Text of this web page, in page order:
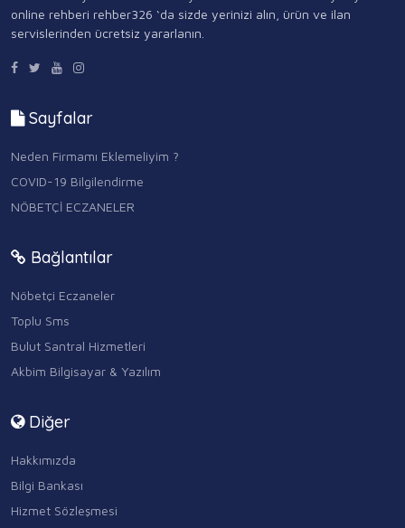
online rehberi rehber326 ‘da sizde yerinizi alın, ürün ve ilan
servislerinden ücretsiz yararlanın.
Sayfalar
Neden Firmamı Eklemeliyim ?
COVID-19 Bilgilendirme
NÖBETÇİ ECZANELER
Bağlantılar
Nöbetçi Eczaneler
Toplu Sms
Bulut Santral Hizmetleri
Akbim Bilgisayar & Yazılım
Diğer
Hakkımızda
Bilgi Bankası
Hizmet Sözleşmesi